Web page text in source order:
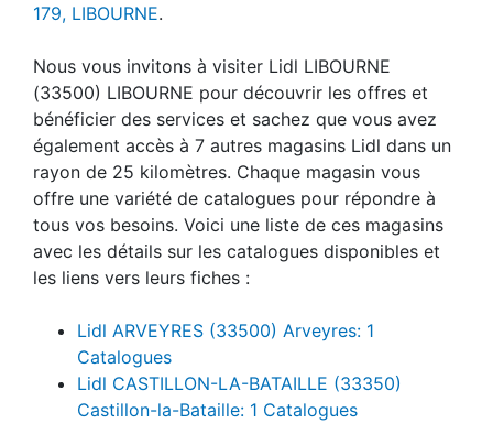
179, LIBOURNE.
Nous vous invitons à visiter Lidl LIBOURNE
(33500) LIBOURNE pour découvrir les offres et
bénéficier des services et sachez que vous avez
également accès à 7 autres magasins Lidl dans un
rayon de 25 kilomètres. Chaque magasin vous
offre une variété de catalogues pour répondre à
tous vos besoins. Voici une liste de ces magasins
avec les détails sur les catalogues disponibles et
les liens vers leurs fiches :
Lidl ARVEYRES (33500) Arveyres: 1
Catalogues
Lidl CASTILLON-LA-BATAILLE (33350)
Castillon-la-Bataille: 1 Catalogues